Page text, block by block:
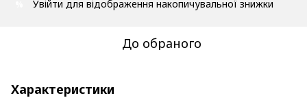
Увійти для відображення накопичувальної знижки
До обраного
Характеристики